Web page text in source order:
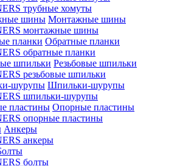
трубные хомуты
Монтажные шины
монтажные шины
Обратные планки
обратные планки
Резьбовые шпильки
резьбовые шпильки
Шпильки-шурупы
шпильки-шурупы
Опорные пластины
опорные пластины
Анкеры
анкеры
болты